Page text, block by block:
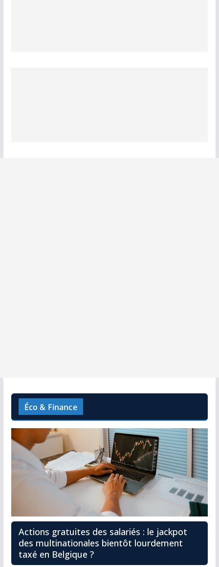
Éco & Finance
Actions gratuites des salariés : le jackpot
des multinationales bientôt lourdement
taxé en Belgique ?